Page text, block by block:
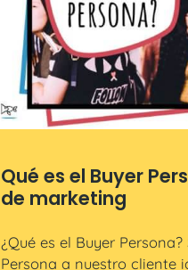
Qué es el Buyer
de marketing
¿Qué es el Buyer
Persona a nuestro cliente